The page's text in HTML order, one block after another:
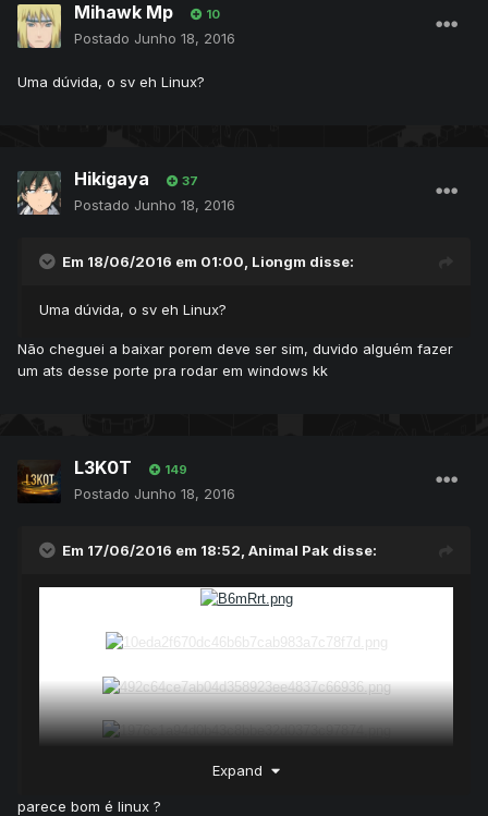
Mihawk Mp 10
Postado Junho 18, 2016
Uma dúvida, o sv eh Linux?
Hikigaya 37
Postado Junho 18, 2016
Em 18/06/2016 em 01:00, Liongm disse:
Uma dúvida, o sv eh Linux?
Não cheguei a baixar porem deve ser sim, duvido alguém fazer
um ats desse porte pra rodar em windows kk
L3K0T 149
Postado Junho 18, 2016
Em 17/06/2016 em 18:52, Animal Pak disse:
- Sprites dos personagens e criaturas feitas
por encomenda.
Expand
parece bom é linux ?